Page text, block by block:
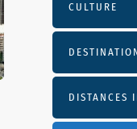
CULTURE
DISTANCES